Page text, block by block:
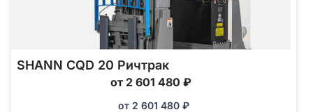
SHANN CQD 20 Ричтрак
от 2 601 480 ₽
от 2 601 480 ₽